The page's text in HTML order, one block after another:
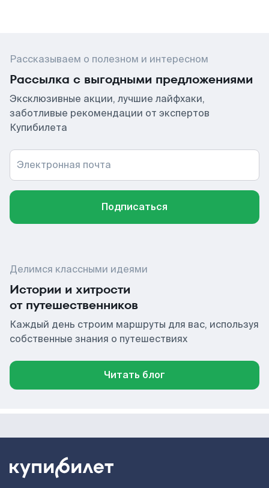
Рассказываем о полезном и интересном
Рассылка с выгодными предложениями
Эксклюзивные акции, лучшие лайфхаки,
заботливые рекомендации от экспертов
Купибилета
Электронная почта
Подписаться
Делимся классными идеями
Истории и хитрости
от путешественников
Каждый день строим маршруты для вас, используя
собственные знания о путешествиях
Читать блог